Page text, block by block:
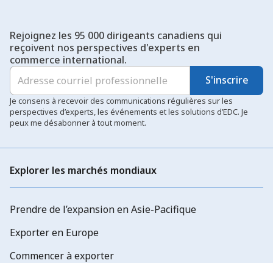
Rejoignez les 95 000 dirigeants canadiens qui
reçoivent nos perspectives d'experts en
commerce international.
S'inscrire
Je consens à recevoir des communications régulières sur les
perspectives d’experts, les événements et les solutions d’EDC. Je
peux me désabonner à tout moment.
Explorer les marchés mondiaux
Prendre de l’expansion en Asie-Pacifique
Exporter en Europe
Commencer à exporter